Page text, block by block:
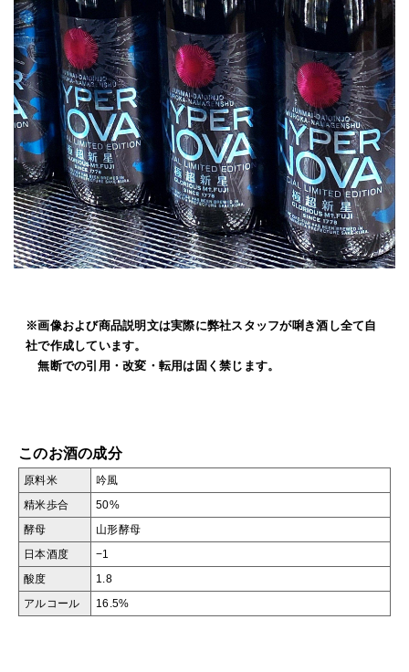
※画像および商品説明文は実際に弊社スタッフが唎き酒し全て自
社で作成しています。
無断での引用・改変・転用は固く禁じます。
このお酒の成分
原料米 吟風
精米歩合 50%
酵母 山形酵母
日本酒度 −1
酸度 1.8
アルコール 16.5%